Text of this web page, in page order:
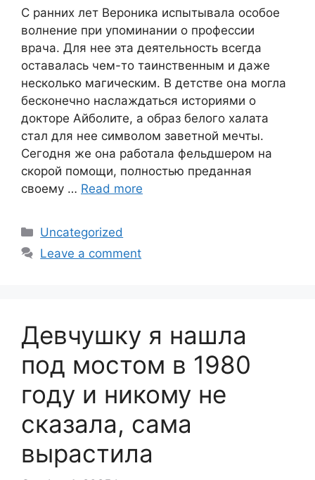
С ранних лет Вероника испытывала особое
волнение при упоминании о профессии
врача. Для нее эта деятельность всегда
оставалась чем-то таинственным и даже
несколько магическим. В детстве она могла
бесконечно наслаждаться историями о
докторе Айболите, а образ белого халата
стал для нее символом заветной мечты.
Сегодня же она работала фельдшером на
скорой помощи, полностью преданная
своему … Read more
Categories
Uncategorized
Leave a comment
Девчушку я нашла
под мостом в 1980
году и никому не
сказала, сама
вырастила